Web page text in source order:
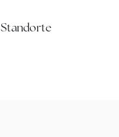
Standorte